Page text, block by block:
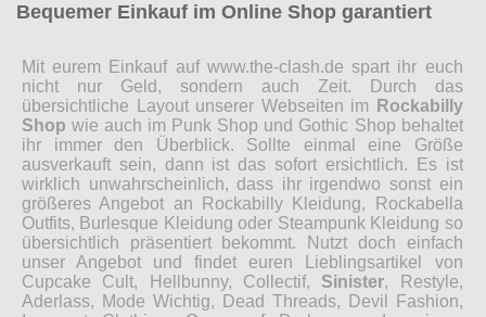
Bequemer Einkauf im Online Shop garantiert
Mit eurem Einkauf auf www.the-clash.de spart ihr euch
nicht nur Geld, sondern auch Zeit. Durch das
übersichtliche Layout unserer Webseiten im
Rockabilly
Shop wie auch im Punk Shop und Gothic Shop behaltet
ihr immer den Überblick. Sollte einmal eine Größe
ausverkauft sein, dann ist das sofort ersichtlich. Es ist
wirklich unwahrscheinlich, dass ihr irgendwo sonst ein
größeres Angebot an Rockabilly Kleidung, Rockabella
Outfits, Burlesque Kleidung oder Steampunk Kleidung so
übersichtlich präsentiert bekommt. Nutzt doch einfach
unser Angebot und findet euren Lieblingsartikel von
Cupcake Cult, Hellbunny, Collectif, Sinister, Restyle,
Aderlass, Mode Wichtig, Dead Threads, Devil Fashion,